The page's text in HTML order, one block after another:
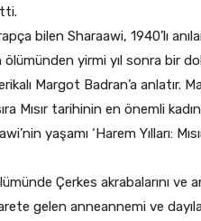
bilen Sharaawi, 1940’lı
ölümünden yirmi yıl sonra bir
Margot Badran’a anlatır.
Mısır tarihinin en önemli
yaşamı ‘Harem Yılları:
Çerkes akrabalarını ve
gelen anneannemi ve